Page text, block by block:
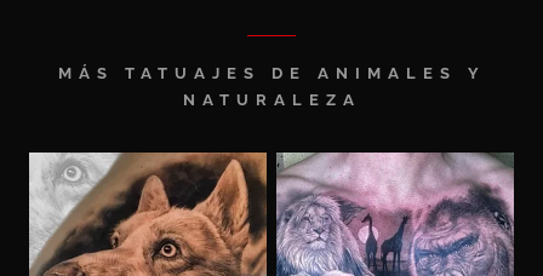
MÁS TATUAJES DE ANIMALES Y
NATURALEZA